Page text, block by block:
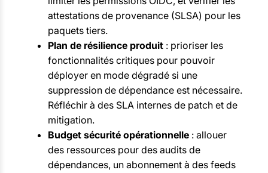
attestations de provenance (SLSA) pour les
paquets tiers.
Plan de résilience produit : prioriser les
fonctionnalités critiques pour pouvoir
déployer en mode dégradé si une
suppression de dépendance est nécessaire.
Réfléchir à des SLA internes de patch et de
mitigation.
Budget sécurité opérationnelle : allouer
des ressources pour des audits de
dépendances, un abonnement à des feeds